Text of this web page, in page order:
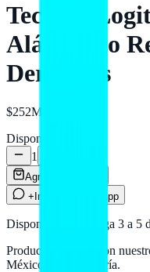
Teclado
Alámbrico
Derrames
$252MXN
Disponible
1
Agregar al carrito
+Info por WhatsApp
Disponible — entrega 3 a 5
Producto en stock con
México por paquetería.